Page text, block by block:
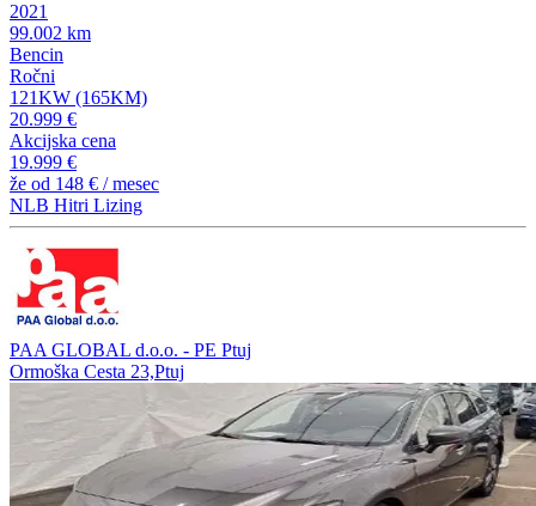
2021
99.002 km
Bencin
Ročni
121KW (165KM)
20.999 €
Akcijska cena
19.999 €
že od 148 € / mesec
NLB Hitri Lizing
PAA GLOBAL d.o.o. - PE Ptuj
Ormoška Cesta 23,Ptuj